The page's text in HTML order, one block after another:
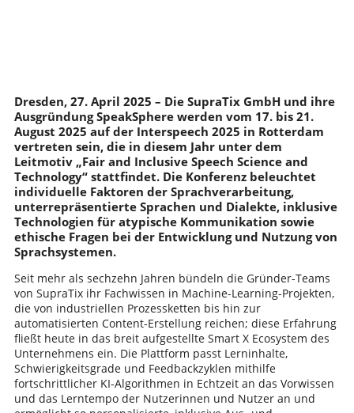
Dresden, 27. April 2025 – Die SupraTix GmbH und ihre
Ausgründung SpeakSphere werden vom 17. bis 21.
August 2025 auf der Interspeech 2025 in Rotterdam
vertreten sein, die in diesem Jahr unter dem
Leitmotiv „Fair and Inclusive Speech Science and
Technology“ stattfindet. Die Konferenz beleuchtet
individuelle Faktoren der Sprachverarbeitung,
unterrepräsentierte Sprachen und Dialekte, inklusive
Technologien für atypische Kommunikation sowie
ethische Fragen bei der Entwicklung und Nutzung von
Sprachsystemen.
Seit mehr als sechzehn Jahren bündeln die Gründer-Teams
von SupraTix ihr Fachwissen in Machine-Learning-Projekten,
die von industriellen Prozessketten bis hin zur
automatisierten Content-Erstellung reichen; diese Erfahrung
fließt heute in das breit aufgestellte Smart X Ecosystem des
Unternehmens ein. Die Plattform passt Lerninhalte,
Schwierigkeitsgrade und Feedbackzyklen mithilfe
fortschrittlicher KI-Algorithmen in Echtzeit an das Vorwissen
und das Lerntempo der Nutzerinnen und Nutzer an und